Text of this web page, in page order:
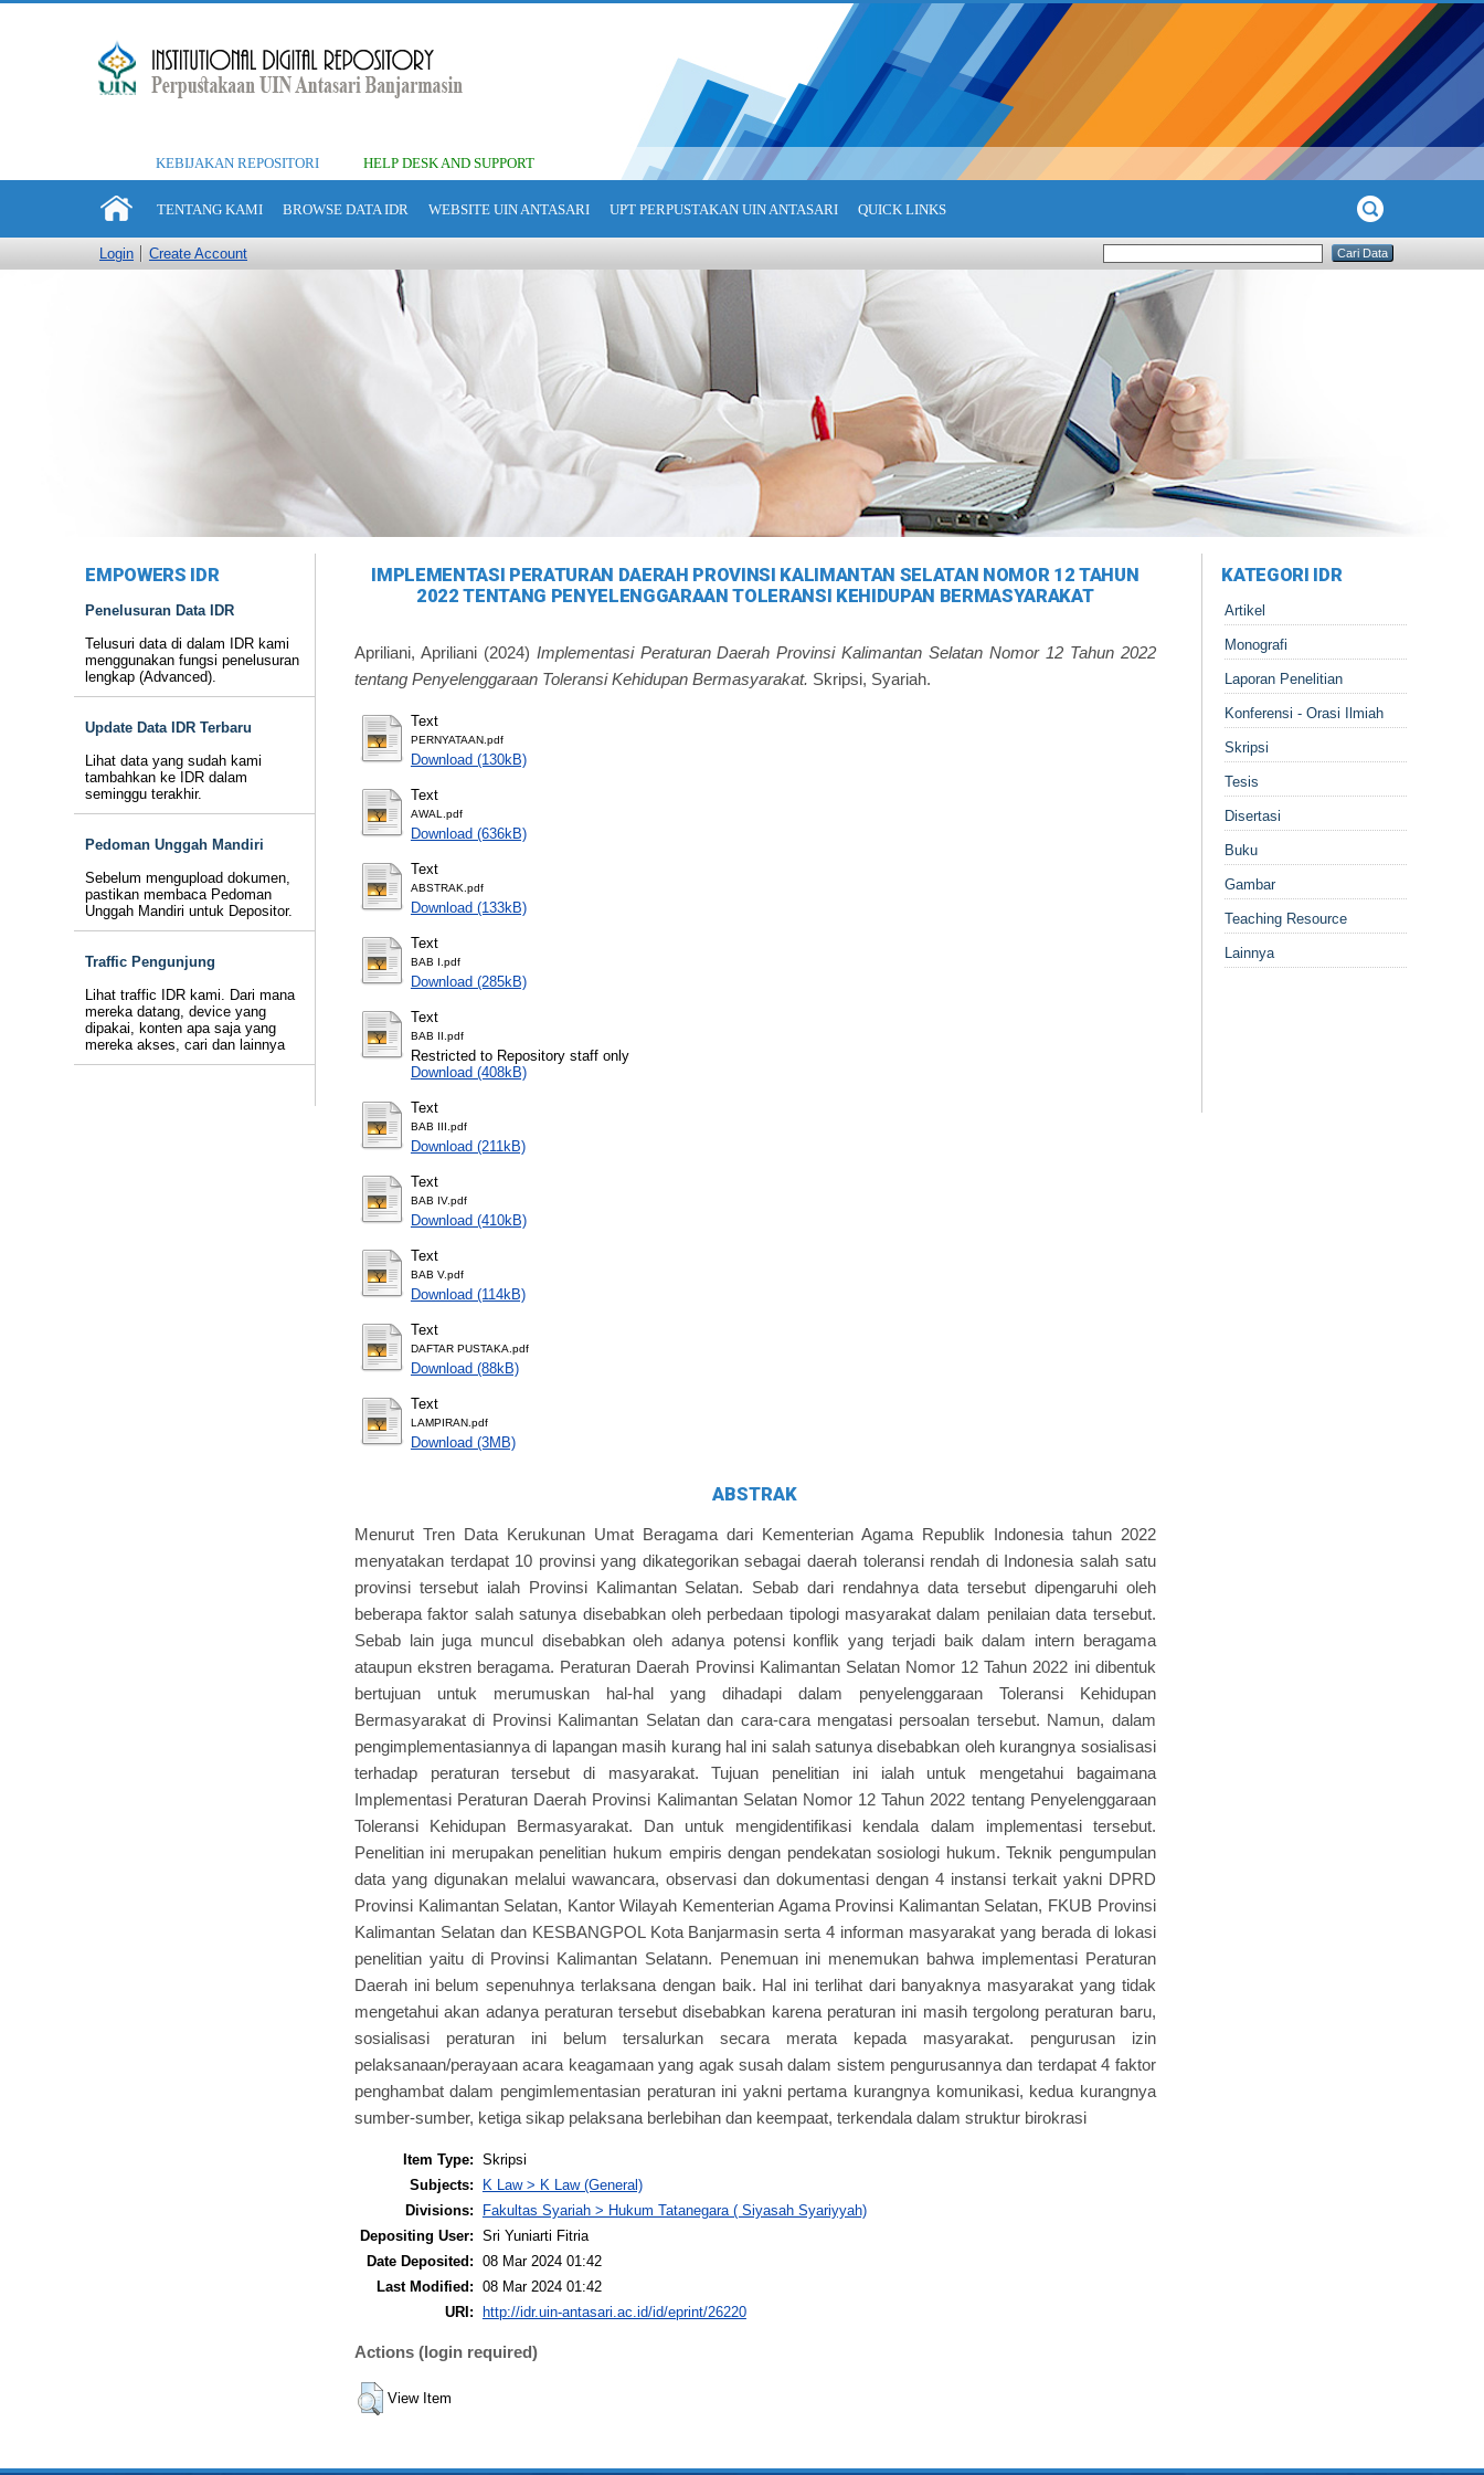
KEBIJAKAN REPOSITORI HELP DESK AND SUPPORT
TENTANG KAMI BROWSE DATA IDR WEBSITE UIN ANTASARI UPT PERPUSTAKAN UIN ANTASARI QUICK LINKS
Login Create Account
EMPOWERS IDR
Penelusuran Data IDR
Telusuri data di dalam IDR kami
menggunakan fungsi penelusuran
lengkap (Advanced).
Update Data IDR Terbaru
Lihat data yang sudah kami
tambahkan ke IDR dalam
seminggu terakhir.
Pedoman Unggah Mandiri
Sebelum mengupload dokumen,
pastikan membaca Pedoman
Unggah Mandiri untuk Depositor.
Traffic Pengunjung
Lihat traffic IDR kami. Dari mana
mereka datang, device yang
dipakai, konten apa saja yang
mereka akses, cari dan lainnya
IMPLEMENTASI PERATURAN DAERAH PROVINSI KALIMANTAN SELATAN NOMOR 12 TAHUN
2022 TENTANG PENYELENGGARAAN TOLERANSI KEHIDUPAN BERMASYARAKAT
Apriliani, Apriliani(2024) Implementasi Peraturan Daerah Provinsi Kalimantan Selatan Nomor 12 Tahun 2022
tentang Penyelenggaraan Toleransi Kehidupan Bermasyarakat. Skripsi, Syariah.
Text
PERNYATAAN.pdf
Download (130kB)
Text
AWAL.pdf
Download (636kB)
Text
ABSTRAK.pdf
Download (133kB)
Text
BAB I.pdf
Download (285kB)
Text
BAB II.pdf
Restricted to Repository staff only
Download (408kB)
Text
BAB III.pdf
Download (211kB)
Text
BAB IV.pdf
Download (410kB)
Text
BAB V.pdf
Download (114kB)
Text
DAFTAR PUSTAKA.pdf
Download (88kB)
Text
LAMPIRAN.pdf
Download (3MB)
ABSTRAK
Menurut Tren Data Kerukunan Umat Beragama dari Kementerian Agama Republik Indonesia tahun 2022
menyatakan terdapat 10 provinsi yang dikategorikan sebagai daerah toleransi rendah di Indonesia salah satu
provinsi tersebut ialah Provinsi Kalimantan Selatan. Sebab dari rendahnya data tersebut dipengaruhi oleh
beberapa faktor salah satunya disebabkan oleh perbedaan tipologi masyarakat dalam penilaian data tersebut.
Sebab lain juga muncul disebabkan oleh adanya potensi konflik yang terjadi baik dalam intern beragama
ataupun ekstren beragama. Peraturan Daerah Provinsi Kalimantan Selatan Nomor 12 Tahun 2022 ini dibentuk
bertujuan untuk merumuskan hal-hal yang dihadapi dalam penyelenggaraan Toleransi Kehidupan
Bermasyarakat di Provinsi Kalimantan Selatan dan cara-cara mengatasi persoalan tersebut. Namun, dalam
pengimplementasiannya di lapangan masih kurang hal ini salah satunya disebabkan oleh kurangnya sosialisasi
terhadap peraturan tersebut di masyarakat. Tujuan penelitian ini ialah untuk mengetahui bagaimana
Implementasi Peraturan Daerah Provinsi Kalimantan Selatan Nomor 12 Tahun 2022 tentang Penyelenggaraan
Toleransi Kehidupan Bermasyarakat. Dan untuk mengidentifikasi kendala dalam implementasi tersebut.
Penelitian ini merupakan penelitian hukum empiris dengan pendekatan sosiologi hukum. Teknik pengumpulan
data yang digunakan melalui wawancara, observasi dan dokumentasi dengan 4 instansi terkait yakni DPRD
Provinsi Kalimantan Selatan, Kantor Wilayah Kementerian Agama Provinsi Kalimantan Selatan, FKUB Provinsi
Kalimantan Selatan dan KESBANGPOL Kota Banjarmasin serta 4 informan masyarakat yang berada di lokasi
penelitian yaitu di Provinsi Kalimantan Selatann. Penemuan ini menemukan bahwa implementasi Peraturan
Daerah ini belum sepenuhnya terlaksana dengan baik. Hal ini terlihat dari banyaknya masyarakat yang tidak
mengetahui akan adanya peraturan tersebut disebabkan karena peraturan ini masih tergolong peraturan baru,
sosialisasi peraturan ini belum tersalurkan secara merata kepada masyarakat. pengurusan izin
pelaksanaan/perayaan acara keagamaan yang agak susah dalam sistem pengurusannya dan terdapat 4 faktor
penghambat dalam pengimlementasian peraturan ini yakni pertama kurangnya komunikasi, kedua kurangnya
sumber-sumber, ketiga sikap pelaksana berlebihan dan keempaat, terkendala dalam struktur birokrasi
Item Type: Skripsi
Subjects:
K Law > K Law (General)
Divisions:
Fakultas Syariah > Hukum Tatanegara ( Siyasah Syariyyah)
Depositing User: Sri Yuniarti Fitria
Date Deposited: 08 Mar 2024 01:42
Last Modified: 08 Mar 2024 01:42
URI: http://idr.uin-antasari.ac.id/id/eprint/26220
Actions (login required)
View Item
KATEGORI IDR
Artikel
Monografi
Laporan Penelitian
Konferensi - Orasi Ilmiah
Skripsi
Tesis
Disertasi
Buku
Gambar
Teaching Resource
Lainnya